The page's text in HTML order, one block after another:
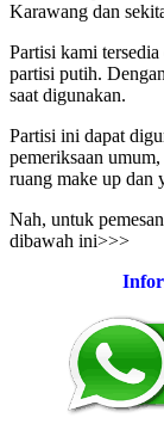
Karawang dan
Partisi kami
partisi putih.
saat digunakan.
Partisi ini dapat
pemeriksaan
ruang make up dan
Nah, untuk
dibawah ini>>>